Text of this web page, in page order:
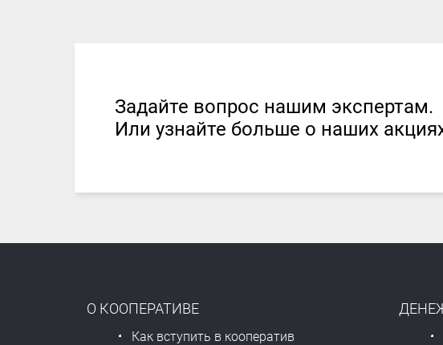
Задайте вопрос нашим экспертам.
Или узнайте больше о наших
О КООПЕРАТИВЕ
Как вступить в кооператив